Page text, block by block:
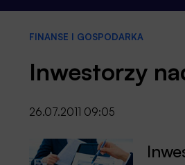
FINANSE I GOSPODARKA
Inwestorzy
26.07.2011 09:05